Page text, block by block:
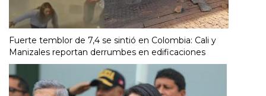
Fuerte temblor de 7,4 se sintió en Colombia: Cali y
Manizales reportan derrumbes en edificaciones